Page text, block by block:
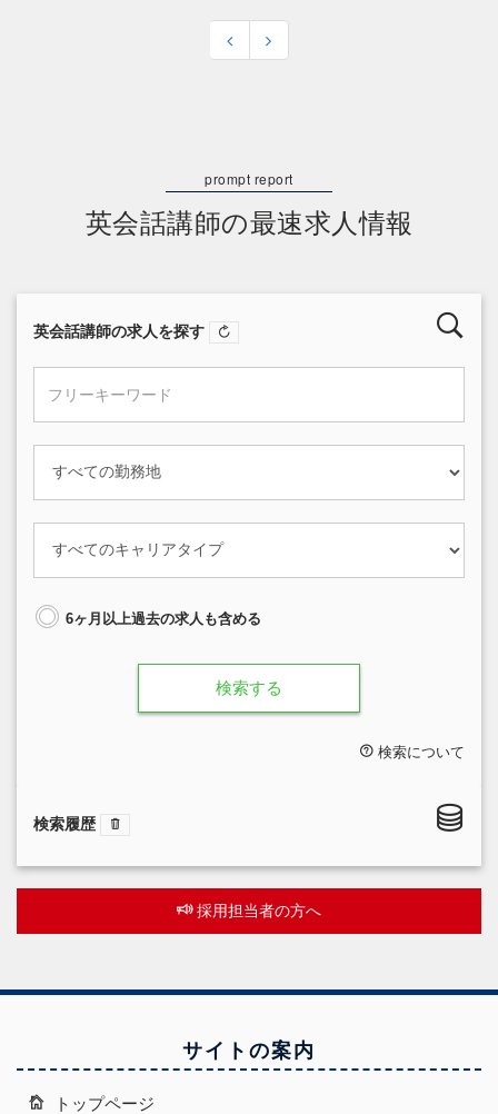
英会話講師の最速求人情報
英会話講師の求人を探す
6ヶ月以上過去の求人も含める
検索する
検索について
検索履歴
採用担当者の方へ
サイトの案内
トップページ